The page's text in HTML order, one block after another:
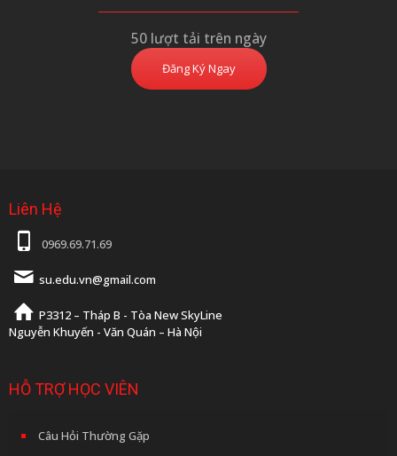
50 lượt tải trên ngày
Đăng Ký Ngay
Liên Hệ
0969.69.71.69
su.edu.vn@gmail.com
P3312 – Tháp B - Tòa New SkyLine
Nguyễn Khuyến - Văn Quán – Hà Nội
HỖ TRỢ HỌC VIÊN
Câu Hỏi Thường Gặp